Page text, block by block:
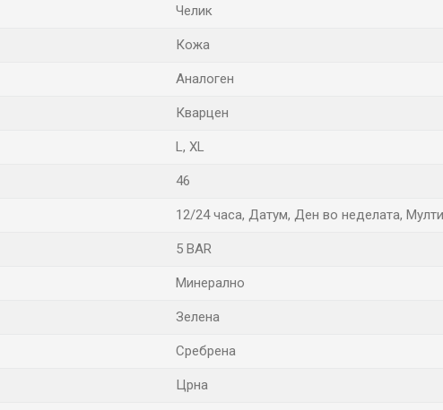
Челик
Кожа
Аналоген
Кварцен
L, XL
46
12/24 часа, Датум, Ден во неделата,
5 BAR
Минерално
Зелена
Сребрена
Црна